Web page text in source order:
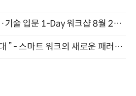
양자컴퓨팅 비즈니스·기술 입문 1-Day 워크샵 8월 28일 개최
“AI와 함께 일하는 시대 ” - 스마트 워크의 새로운 패러다임 (9/11)